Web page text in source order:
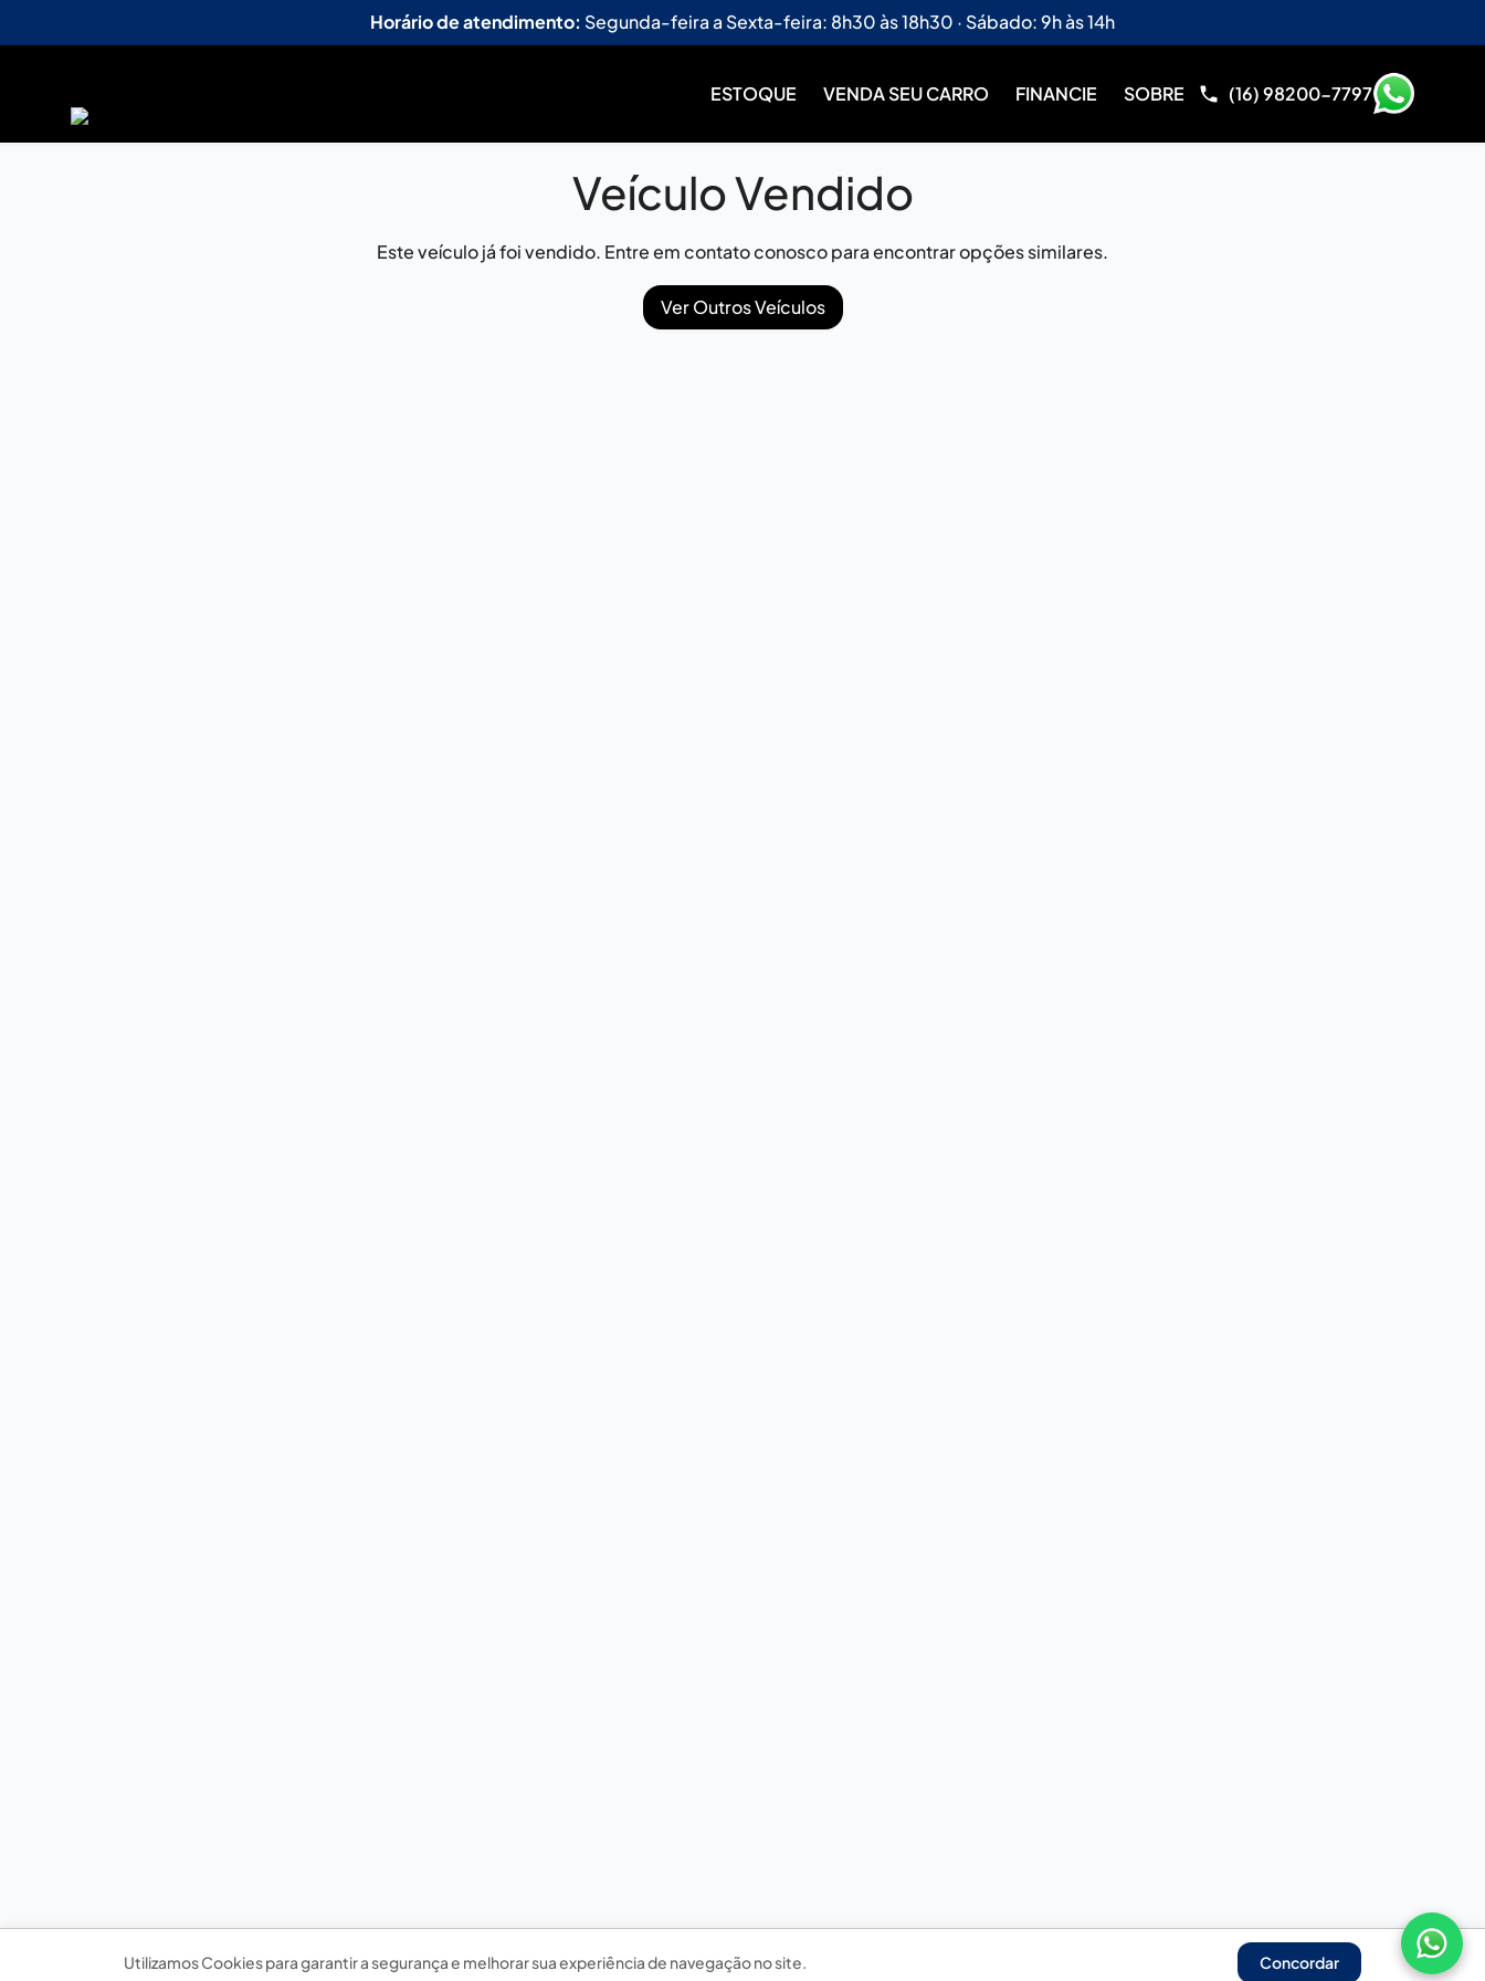
Horário de atendimento: Segunda-feira a Sexta-feira: 8h30 às 18h30 · Sábado: 9h às 14h
ESTOQUE VENDA SEU CARRO FINANCIE SOBRE (16) 98200-7797
Veículo Vendido
Este veículo já foi vendido. Entre em contato conosco para encontrar opções similares.
Ver Outros Veículos
Utilizamos Cookies para garantir a segurança e melhorar sua experiência de navegação no site. Concordar